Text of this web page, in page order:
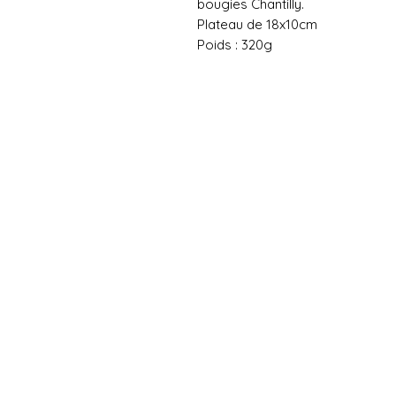
bougies Chantilly.
Plateau de 18x10cm
Poids : 320g